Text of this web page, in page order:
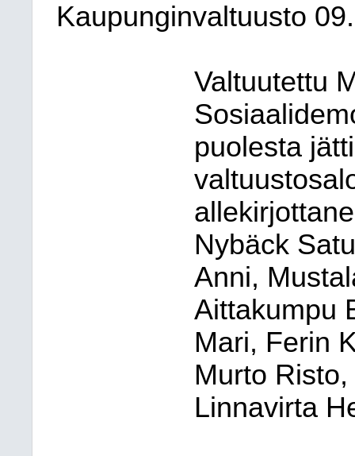
Kaupunginvaltuusto
Valtuutettu
puolesta
Nybäck
Anni,
Aittakumpu
Mari, Ferin
Murto
Linnavirta